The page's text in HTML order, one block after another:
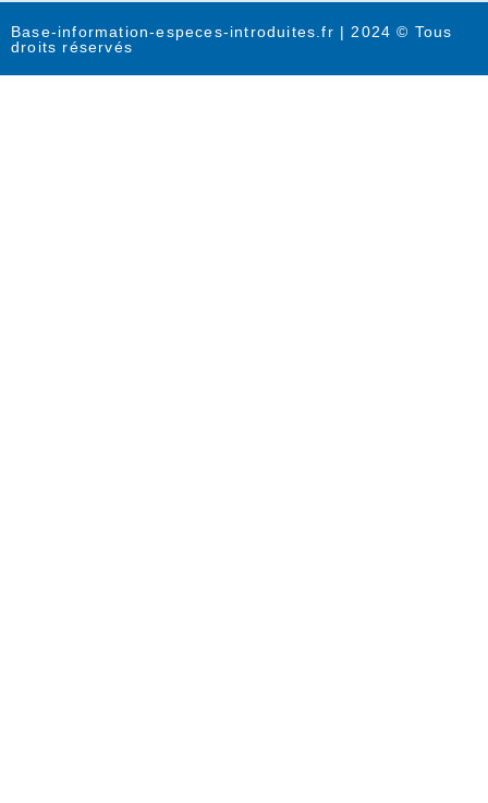
Base-information-especes-introduites.fr | 2024 © Tous
droits réservés